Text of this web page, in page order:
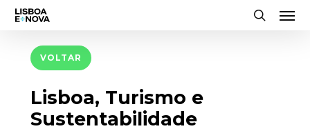
Skip
content
VOLTAR
Lisboa, Turismo e
Sustentabilidade